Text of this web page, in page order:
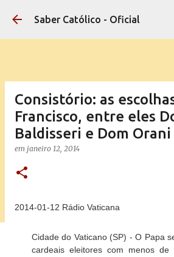
Pular para o conteúdo
Saber Católico - Oficial
Consistório: as
Francisco, entre eles
Baldisseri e Dom Orani
em janeiro 12, 2014
2014-01-12 Rádio Vaticana
Cidade do Vaticano (SP) - O Papa
cardeais eleitores com menos de